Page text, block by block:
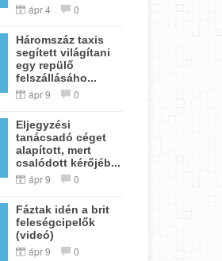
ápr 4 0
Háromszáz taxis
segített világítani
egy repülő
felszállásáho...
ápr 9 0
Eljegyzési
tanácsadó céget
alapított, mert
csalódott kérőjéb...
ápr 9 0
Fáztak idén a brit
feleségcipelők
(videó)
ápr 9 0